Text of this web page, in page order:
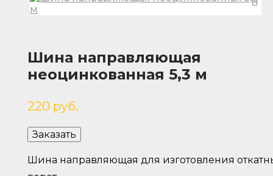
Шина направляющая
неоцинкованная 5,3 м
220 руб.
Заказать
Шина направляющая для изготовления